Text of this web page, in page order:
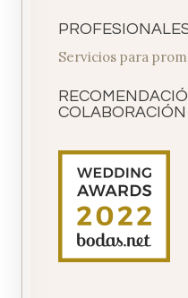
Servicios para
COLABORACIÓN